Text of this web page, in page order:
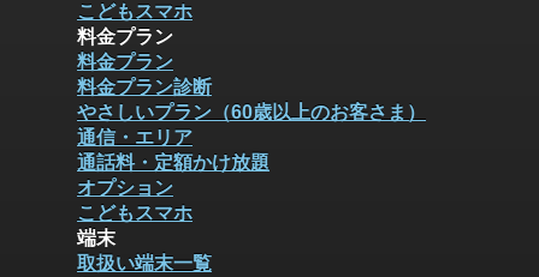
こどもスマホ
料金プラン
料金プラン
料金プラン診断
やさしいプラン（60歳以上のお客さま）
通信・エリア
通話料・定額かけ放題
オプション
こどもスマホ
端末
取扱い端末一覧